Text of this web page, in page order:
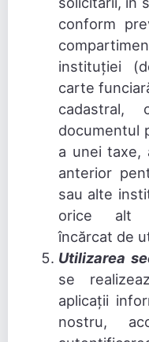
conform
instituției
carte
cadastral,
documentul
a unei taxe,
anterior
sau alte
orice alt
încărcat de
Utilizarea
se
aplicații
nostru,